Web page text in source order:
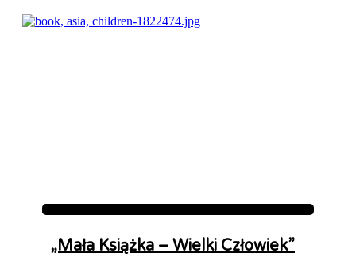
Aktualności
„Mała Książka – Wielki Człowiek”